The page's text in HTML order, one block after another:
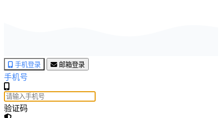
手机登录 邮箱登录
手机号
验证码